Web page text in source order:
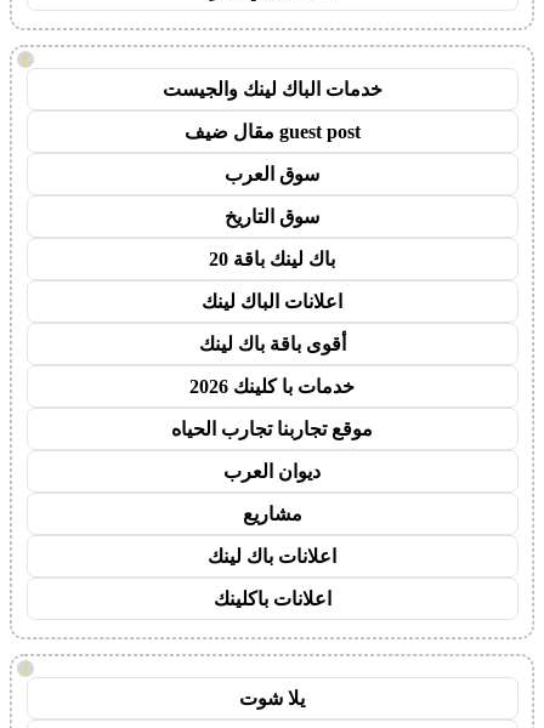
!
خدمات الباك لينك والجيست
guest post مقال ضيف
سوق العرب
سوق التاريخ
باك لينك باقة 20
اعلانات الباك لينك
أقوى باقة باك لينك
خدمات با كلينك 2026
موقع تجاربنا تجارب الحياه
ديوان العرب
مشاريع
اعلانات باك لينك
اعلانات باكلينك
!
يلا شوت